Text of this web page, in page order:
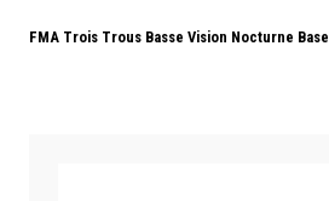
FMA Trois Trous Basse Vision Nocturne Base